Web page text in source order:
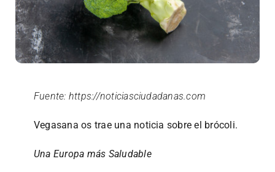
Refrigerados
Fuente: https://noticiasciudadanas.com
Vegasana os trae una noticia sobre el brócoli.
Una Europa más Saludable